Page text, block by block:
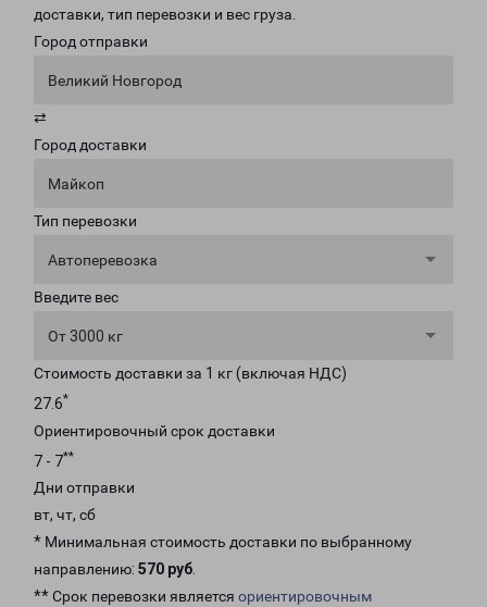
доставки, тип перевозки и вес груза.
Город отправки
Великий Новгород
⇄
Город доставки
Майкоп
Тип перевозки
Автоперевозка
Введите вес
От 3000 кг
Стоимость доставки за 1 кг (включая НДС)
27.6*
Ориентировочный срок доставки
7 - 7**
Дни отправки
вт, чт, сб
* Минимальная стоимость доставки по выбранному
направлению: 570 руб.
** Срок перевозки является ориентировочным